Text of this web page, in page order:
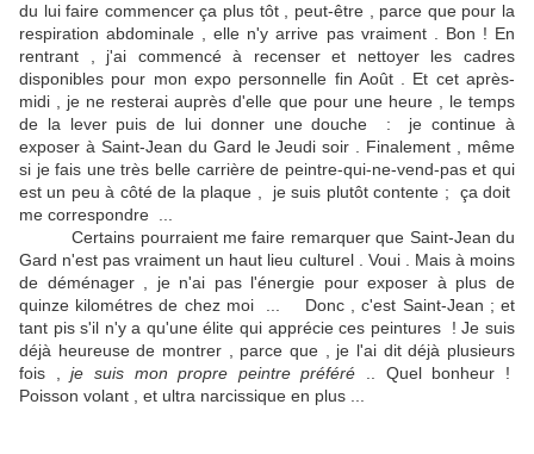
du lui faire commencer ça plus tôt , peut-être , parce que pour la
respiration abdominale , elle n'y arrive pas vraiment . Bon ! En
rentrant , j'ai commencé à recenser et nettoyer les cadres
disponibles pour mon expo personnelle fin Août . Et cet après-
midi , je ne resterai auprès d'elle que pour une heure , le temps
de la lever puis de lui donner une douche : je continue à
exposer à Saint-Jean du Gard le Jeudi soir . Finalement , même
si je fais une très belle carrière de peintre-qui-ne-vend-pas et qui
est un peu à côté de la plaque , je suis plutôt contente ; ça doit
me correspondre ...
Certains pourraient me faire remarquer que Saint-Jean du
Gard n'est pas vraiment un haut lieu culturel . Voui . Mais à moins
de déménager , je n'ai pas l'énergie pour exposer à plus de
quinze kilométres de chez moi ...
Donc , c'est Saint-Jean ; et
tant pis s'il n'y a qu'une élite qui apprécie ces peintures ! Je suis
déjà heureuse de montrer , parce que , je l'ai dit déjà plusieurs
fois ,je suis mon propre peintre préféré
.. Quel bonheur !
Poisson volant , et ultra narcissique en plus ...